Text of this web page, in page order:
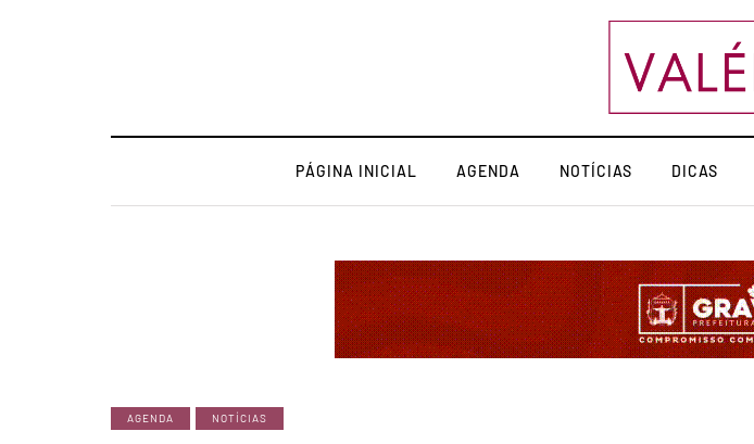
PÁGINA INICIAL AGENDA NOTÍCIAS DICAS
AGENDA NOTÍCIAS